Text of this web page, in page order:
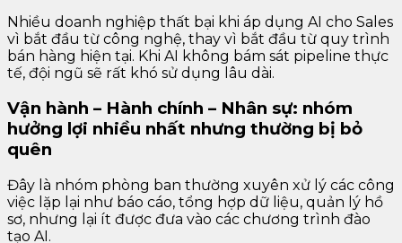
Nhiều doanh nghiệp thất bại khi áp dụng AI cho Sales
vì bắt đầu từ công nghệ, thay vì bắt đầu từ quy trình
bán hàng hiện tại. Khi AI không bám sát pipeline thực
tế, đội ngũ sẽ rất khó sử dụng lâu dài.
Vận hành – Hành chính – Nhân sự: nhóm
hưởng lợi nhiều nhất nhưng thường bị bỏ
quên
Đây là nhóm phòng ban thường xuyên xử lý các công
việc lặp lại như báo cáo, tổng hợp dữ liệu, quản lý hồ
sơ, nhưng lại ít được đưa vào các chương trình đào
tạo AI.